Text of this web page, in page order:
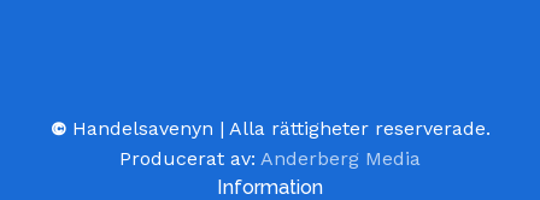
© Handelsavenyn | Alla rättigheter reserverade.
Producerat av: Anderberg Media
Information